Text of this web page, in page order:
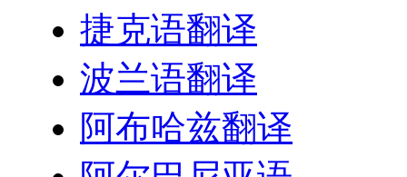
捷克语翻译
波兰语翻译
阿布哈兹翻译